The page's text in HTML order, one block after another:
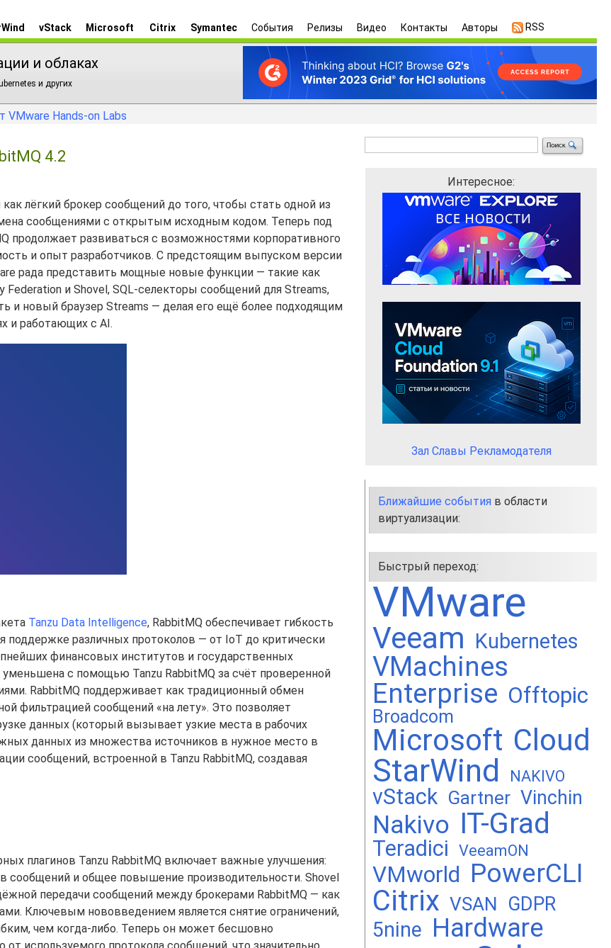
vStack Microsoft Citrix Symantec События Релизы Видео Контакты Авторы RSS
и облаках
и других
Hands-on Labs
4.2
лёгкий брокер сообщений до того, чтобы стать одной из
сообщениями с открытым исходным кодом. Теперь под
продолжает развиваться с возможностями корпоративного
и опыт разработчиков. С предстоящим выпуском версии
рада представить мощные новые функции — такие как
и Shovel, SQL-селекторы сообщений для Streams,
и новый браузер Streams — делая его ещё более подходящим
и работающих с AI.
Tanzu Data Intelligence, RabbitMQ обеспечивает гибкость
поддержке различных протоколов — от IoT до критически
финансовых институтов и государственных
с помощью Tanzu RabbitMQ за счёт проверенной
RabbitMQ поддерживает как традиционный обмен
фильтрацией сообщений «на лету». Это позволяет
данных (который вызывает узкие места в рабочих
данных из множества источников в нужное место в
сообщений, встроенной в Tanzu RabbitMQ, создавая
плагинов Tanzu RabbitMQ включает важные улучшения:
сообщений и общее повышение производительности. Shovel
передачи сообщений между брокерами RabbitMQ — как
Ключевым нововведением является снятие ограничений,
чем когда-либо. Теперь он может бесшовно
Интересное:
Зал Славы Рекламодателя
Ближайшие события в области
виртуализации:
Быстрый переход:
VMware
Veeam Kubernetes
VMachines
Enterprise Offtopic
Broadcom
Microsoft Cloud
StarWind NAKIVO
vStack Gartner Vinchin
Nakivo IT-Grad
Teradici VeeamON
VMworld PowerCLI
Citrix VSAN GDPR
5nine Hardware